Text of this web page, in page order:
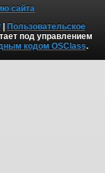
сайта
| Пользовательское
под управлением
кодом OSClass.